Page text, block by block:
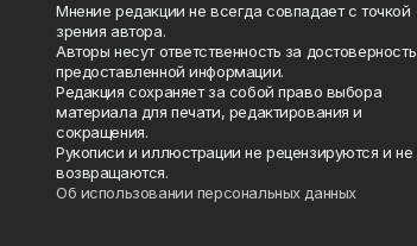
Мнение редакции не всегда совпадает с точкой
зрения автора.
Авторы несут ответственность за достоверность
предоставленной информации.
Редакция сохраняет за собой право выбора
материала для печати, редактирования и
сокращения.
Рукописи и иллюстрации не рецензируются и не
возвращаются.
Об использовании персональных данных